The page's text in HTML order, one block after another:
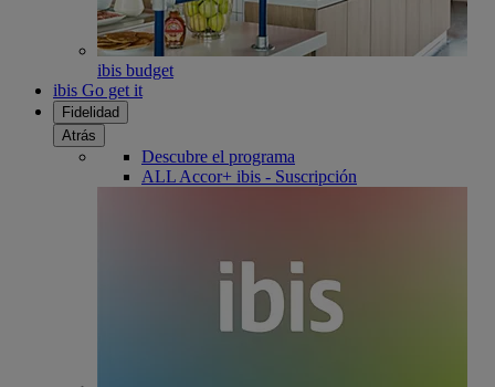
ibis budget
ibis Go get it
Fidelidad
Atrás
Descubre el programa
ALL Accor+ ibis - Suscripción